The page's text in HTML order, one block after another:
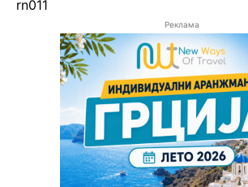
rn011
Реклама